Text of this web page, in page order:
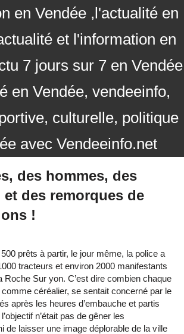
en Vendée ,l'actualité en
et l'information en
7 jours sur 7 en Vendée
en Vendée, vendeeinfo,
culturelle, politique
avec Vendeeinfo.net
des hommes, des
des remorques de
!
prêts à partir, le jour même, la police a
tracteurs et environ 2000 manifestants
Roche Sur yon. C’est dire combien chaque
céréalier, se sentait concerné par le
après les heures d’embauche et partis
n’était pas de gêner les
de laisser une image déplorable de la ville